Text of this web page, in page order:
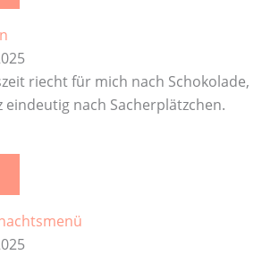
riecht für mich nach Schokolade,
eindeutig nach Sacherplätzchen.